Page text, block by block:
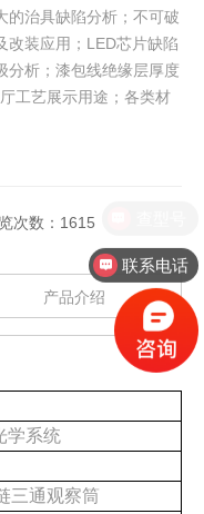
的治具缺陷分析；不可破
改装应用；LED芯片缺陷
分析；漆包线绝缘层厚度
工艺展示用途；各类材
次数：1615
产品介绍
学系统
三通观察筒
联系电话